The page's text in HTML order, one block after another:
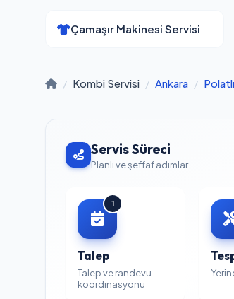
Çamaşır Makinesi Servisi
/ Kombi Servisi / Ankara / Polatlı
Servis Süreci
Planlı ve şeffaf adımlar
1
Talep
Talep ve randevu
koordinasyonu